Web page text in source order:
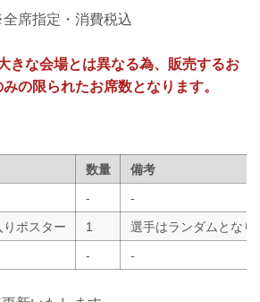
指定・消費税込
きな会場とは異なる為、販売するお
の限られたお席数となります。
数量
備考
-
-
ポスター 1
選手はランダムとなり
- -